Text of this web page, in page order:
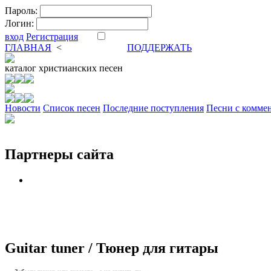
Пароль:
Логин:
вход Регистрация
ГЛАВНАЯ <
ПОДДЕРЖАТЬ
каталог христианских песен
Новости Cписок песен Последние поступления Песни с
Партнеры сайта
Guitar tuner / Тюнер для гитары